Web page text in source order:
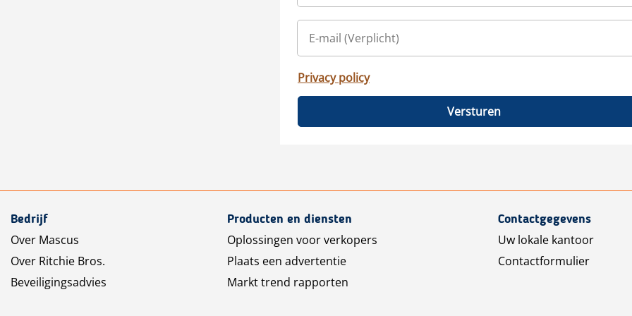
Privacy policy
Versturen
Bedrijf
Over Mascus
Over Ritchie Bros.
Beveiligingsadvies
Producten en diensten
Oplossingen voor verkopers
Plaats een advertentie
Markt trend rapporten
Contactgegevens
Uw lokale kantoor
Contactformulier